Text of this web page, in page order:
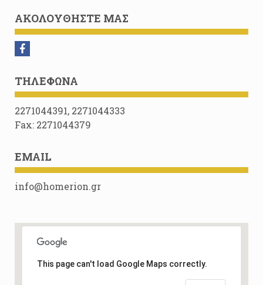
ΑΚΟΛΟΥΘΉΣΤΕ ΜΑΣ
ΤΗΛΈΦΩΝΑ
2271044391, 2271044333
Fax: 2271044379
EMAIL
info@homerion.gr
This page can't load Google Maps correctly.